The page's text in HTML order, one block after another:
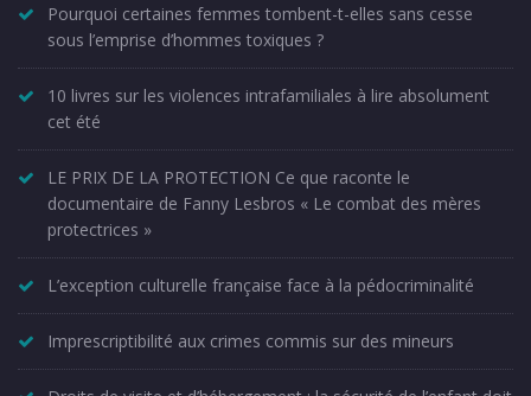
Pourquoi certaines femmes tombent-t-elles sans cesse
sous l’emprise d’hommes toxiques ?
10 livres sur les violences intrafamiliales à lire absolument
cet été
LE PRIX DE LA PROTECTION Ce que raconte le
documentaire de Fanny Lesbros « Le combat des mères
protectrices »
L’exception culturelle française face à la pédocriminalité
Imprescriptibilité aux crimes commis sur des mineurs